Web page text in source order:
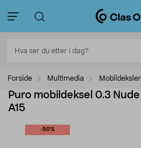
Forside Multimedia Mobildeksler
Puro mobildeksel 0.3
A15
-50%